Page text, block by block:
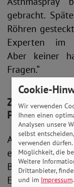
gebracht.
Röhren
Experten im
Aber keiner
Fragen.“
Panikattacken
Als Kevin
erhielt, war er
Er litt unter
Cookie-
Wir verwenden
Ihnen einen
Analysen unsere
selbst
verwenden
Möglichkeit, die
Weitere
Drittanbieter,
und im Impressum.